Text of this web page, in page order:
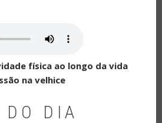
física ao longo da vida
na velhice
DO DIA